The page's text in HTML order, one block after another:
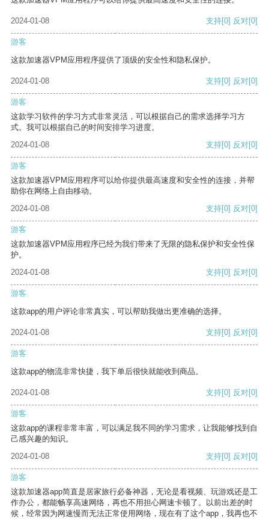
2024-01-08 支持[0] 反对[0]
游客
这款加速器VPM应用程序提供了顶级的安全性和隐私保护。
2024-01-08 支持[0] 反对[0]
游客
这款学习软件的学习方式非常灵活，可以根据自己的需求选择学习方
式。我可以根据自己的时间安排学习进度。
2024-01-08
支持[0] 反对[0]
游客
这款加速器VPM应用程序可以给你提供最高速度和安全性的连接，并帮
助你在网络上自由移动。
2024-01-08
支持[0] 反对[0]
游客
这款加速器VPM应用程序已经为我们带来了无限的隐私保护和安全性保
护。
2024-01-08
支持[0] 反对[0]
游客
这款app的用户评论非常真实，可以帮助我做出更准确的选择。
2024-01-08 支持[0] 反对[0]
游客
这款app的物流非常快捷，我下单后很快就能收到商品。
2024-01-08 支持[0] 反对[0]
游客
这款app的课程非常丰富，可以满足我不同的学习需求，让我能够找到自
己感兴趣的知识。
2024-01-08
支持[0] 反对[0]
游客
这款加速器app简直是居家旅行必备神器，无论是看视频、玩游戏还是工
作办公，都能畅享高速网络，再也不用担心网速卡顿了。以前出差的时
候，经常因为网速慢而无法正常使用网络，现在有了这个app，我再也不